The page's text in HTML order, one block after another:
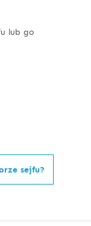
lub go
sejfu?